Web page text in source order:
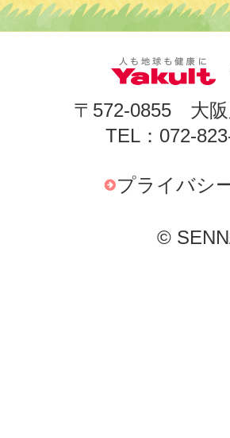
〒572-0855 大阪
TEL：072-
プライバシ
©